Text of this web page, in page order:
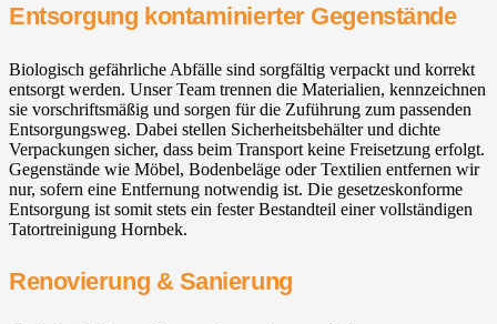
Entsorgung kontaminierter Gegenstände
Biologisch gefährliche Abfälle sind sorgfältig verpackt und korrekt
entsorgt werden. Unser Team trennen die Materialien, kennzeichnen
sie vorschriftsmäßig und sorgen für die Zuführung zum passenden
Entsorgungsweg. Dabei stellen Sicherheitsbehälter und dichte
Verpackungen sicher, dass beim Transport keine Freisetzung erfolgt.
Gegenstände wie Möbel, Bodenbeläge oder Textilien entfernen wir
nur, sofern eine Entfernung notwendig ist. Die gesetzeskonforme
Entsorgung ist somit stets ein fester Bestandteil einer vollständigen
Tatortreinigung Hornbek.
Renovierung & Sanierung